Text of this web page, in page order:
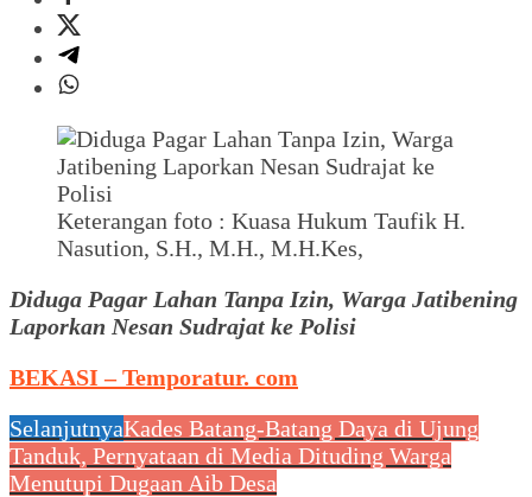
Keterangan foto : Kuasa Hukum Taufik H.
Nasution, S.H., M.H., M.H.Kes,
Diduga Pagar Lahan Tanpa Izin, Warga Jatibening
Laporkan Nesan Sudrajat ke Polisi
BEKASI – Temporatur. com
SelanjutnyaKades Batang-Batang Daya di Ujung
Tanduk, Pernyataan di Media Dituding Warga
Menutupi Dugaan Aib Desa